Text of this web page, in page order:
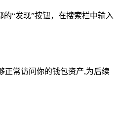
“发现”按钮，在搜索栏中输入
正常访问你的钱包资产,为后续